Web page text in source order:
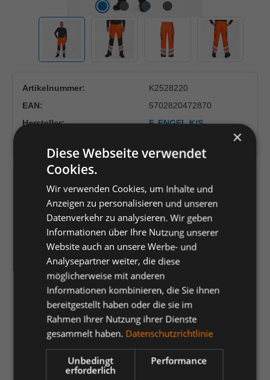
Hersteller: F. ENGEL K/S
Artikelnummer:
K2528220
EAN:
5702820472870
Versandfertig in 4 Tagen, Lieferzeit 1-3 Tage
Farbeauswählen
Gelb/Blue Ink Gelb/Grün Gelb/Schwarz Hi-vis Orange
Orange/Anthrazit Grau Orange/Blue ink
Rot/Schwarz
Größeauswählen
23 24 25 26 27
30 31 33 34
×
Diese Webseite verwendet
Cookies.
Wir verwenden Cookies, um Inhalte und
Anzeigen zu personalisieren und unseren
Datenverkehr zu analysieren. Wir geben
Informationen über Ihre Nutzung unserer
Website auch an unsere Werbe- und
Analysepartner weiter, die diese
möglicherweise mit anderen
Informationen kombinieren, die Sie ihnen
bereitgestellt haben oder die sie im
Rahmen Ihrer Nutzung ihrer Dienste
gesammelt haben. Datenschutzrichtlinie
Unbedingt
erforderlich
Performance